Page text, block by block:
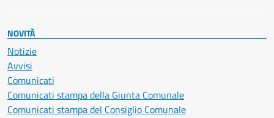
NOVITÀ
Notizie
Avvisi
Comunicati
Comunicati stampa della Giunta Comunale
Comunicati stampa del Consiglio Comunale